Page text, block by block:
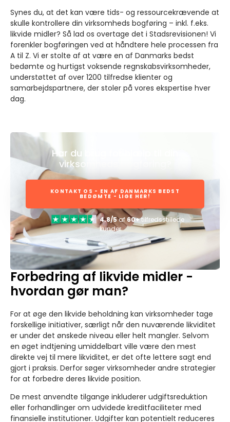
Synes du, at det kan være tids- og ressourcekrævende at
skulle kontrollere din virksomheds bogføring – inkl. f.eks.
likvide midler? Så lad os overtage det i Stadsrevisionen! Vi
forenkler bogføringen ved at håndtere hele processen fra
A til Z. Vi er stolte af at være en af Danmarks bedst
bedømte og hurtigst voksende regnskabsvirksomheder,
understøttet af over 1200 tilfredse klienter og
samarbejdspartnere, der stoler på vores ekspertise hver
dag.
Har du brug for hjælp til din
virksomheds bogføring?
KONTAKT OS - EN AF DANMARKS BEDST
BEDØMTE - LIGE HER!
4.8/5af60+tilfredsstillede
kunder
Forbedring af likvide midler -
hvordan gør man?
For at øge den likvide beholdning kan virksomheder tage
forskellige initiativer, særligt når den nuværende likviditet
er under det ønskede niveau eller helt mangler. Selvom
en øget indtjening umiddelbart ville være den mest
direkte vej til mere likviditet, er det ofte lettere sagt end
gjort i praksis. Derfor søger virksomheder andre strategier
for at forbedre deres likvide position.
De mest anvendte tilgange inkluderer udgiftsreduktion
eller forhandlinger om udvidede kreditfaciliteter med
finansielle institutioner. Udgifter kan potentielt reduceres